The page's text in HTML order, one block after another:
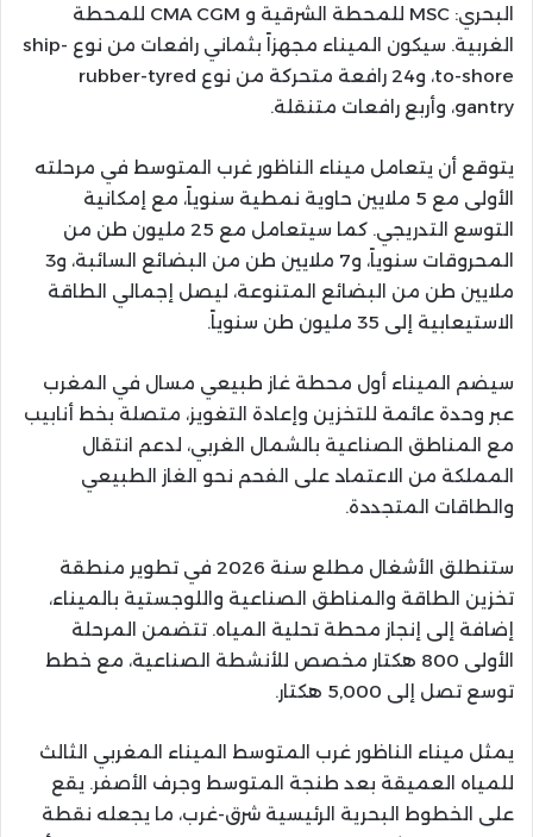
البحري: MSC للمحطة الشرقية و CMA CGM للمحطة
الغربية. سيكون الميناء مجهزاً بثماني رافعات من نوع ship-
to-shore، و24 رافعة متحركة من نوع rubber-tyred
gantry، وأربع رافعات متنقلة.
يتوقع أن يتعامل ميناء الناظور غرب المتوسط في مرحلته
الأولى مع 5 ملايين حاوية نمطية سنوياً، مع إمكانية
التوسع التدريجي. كما سيتعامل مع 25 مليون طن من
المحروقات سنوياً، و7 ملايين طن من البضائع السائبة، و3
ملايين طن من البضائع المتنوعة، ليصل إجمالي الطاقة
الاستيعابية إلى 35 مليون طن سنوياً.
سيضم الميناء أول محطة غاز طبيعي مسال في المغرب
عبر وحدة عائمة للتخزين وإعادة التغويز، متصلة بخط أنابيب
مع المناطق الصناعية بالشمال الغربي، لدعم انتقال
المملكة من الاعتماد على الفحم نحو الغاز الطبيعي
والطاقات المتجددة.
ستنطلق الأشغال مطلع سنة 2026 في تطوير منطقة
تخزين الطاقة والمناطق الصناعية واللوجستية بالميناء،
إضافة إلى إنجاز محطة تحلية المياه. تتضمن المرحلة
الأولى 800 هكتار مخصص للأنشطة الصناعية، مع خطط
توسع تصل إلى 5,000 هكتار.
يمثل ميناء الناظور غرب المتوسط الميناء المغربي الثالث
للمياه العميقة بعد طنجة المتوسط وجرف الأصفر. يقع
على الخطوط البحرية الرئيسية شرق-غرب، ما يجعله نقطة